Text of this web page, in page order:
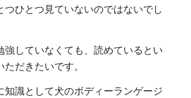
ひとつ見ていないのではないでし
強していなくても、読めているとい
だきたいです。
識として犬のボディーランゲージ